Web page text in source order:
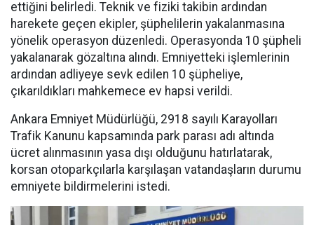
ettiğini belirledi. Teknik ve fiziki takibin ardından
harekete geçen ekipler, şüphelilerin yakalanmasına
yönelik operasyon düzenledi. Operasyonda 10 şüpheli
yakalanarak gözaltına alındı. Emniyetteki işlemlerinin
ardından adliyeye sevk edilen 10 şüpheliye,
çıkarıldıkları mahkemece ev hapsi verildi.
Ankara Emniyet Müdürlüğü, 2918 sayılı Karayolları
Trafik Kanunu kapsamında park parası adı altında
ücret alınmasının yasa dışı olduğunu hatırlatarak,
korsan otoparkçılarla karşılaşan vatandaşların durumu
emniyete bildirmelerini istedi.